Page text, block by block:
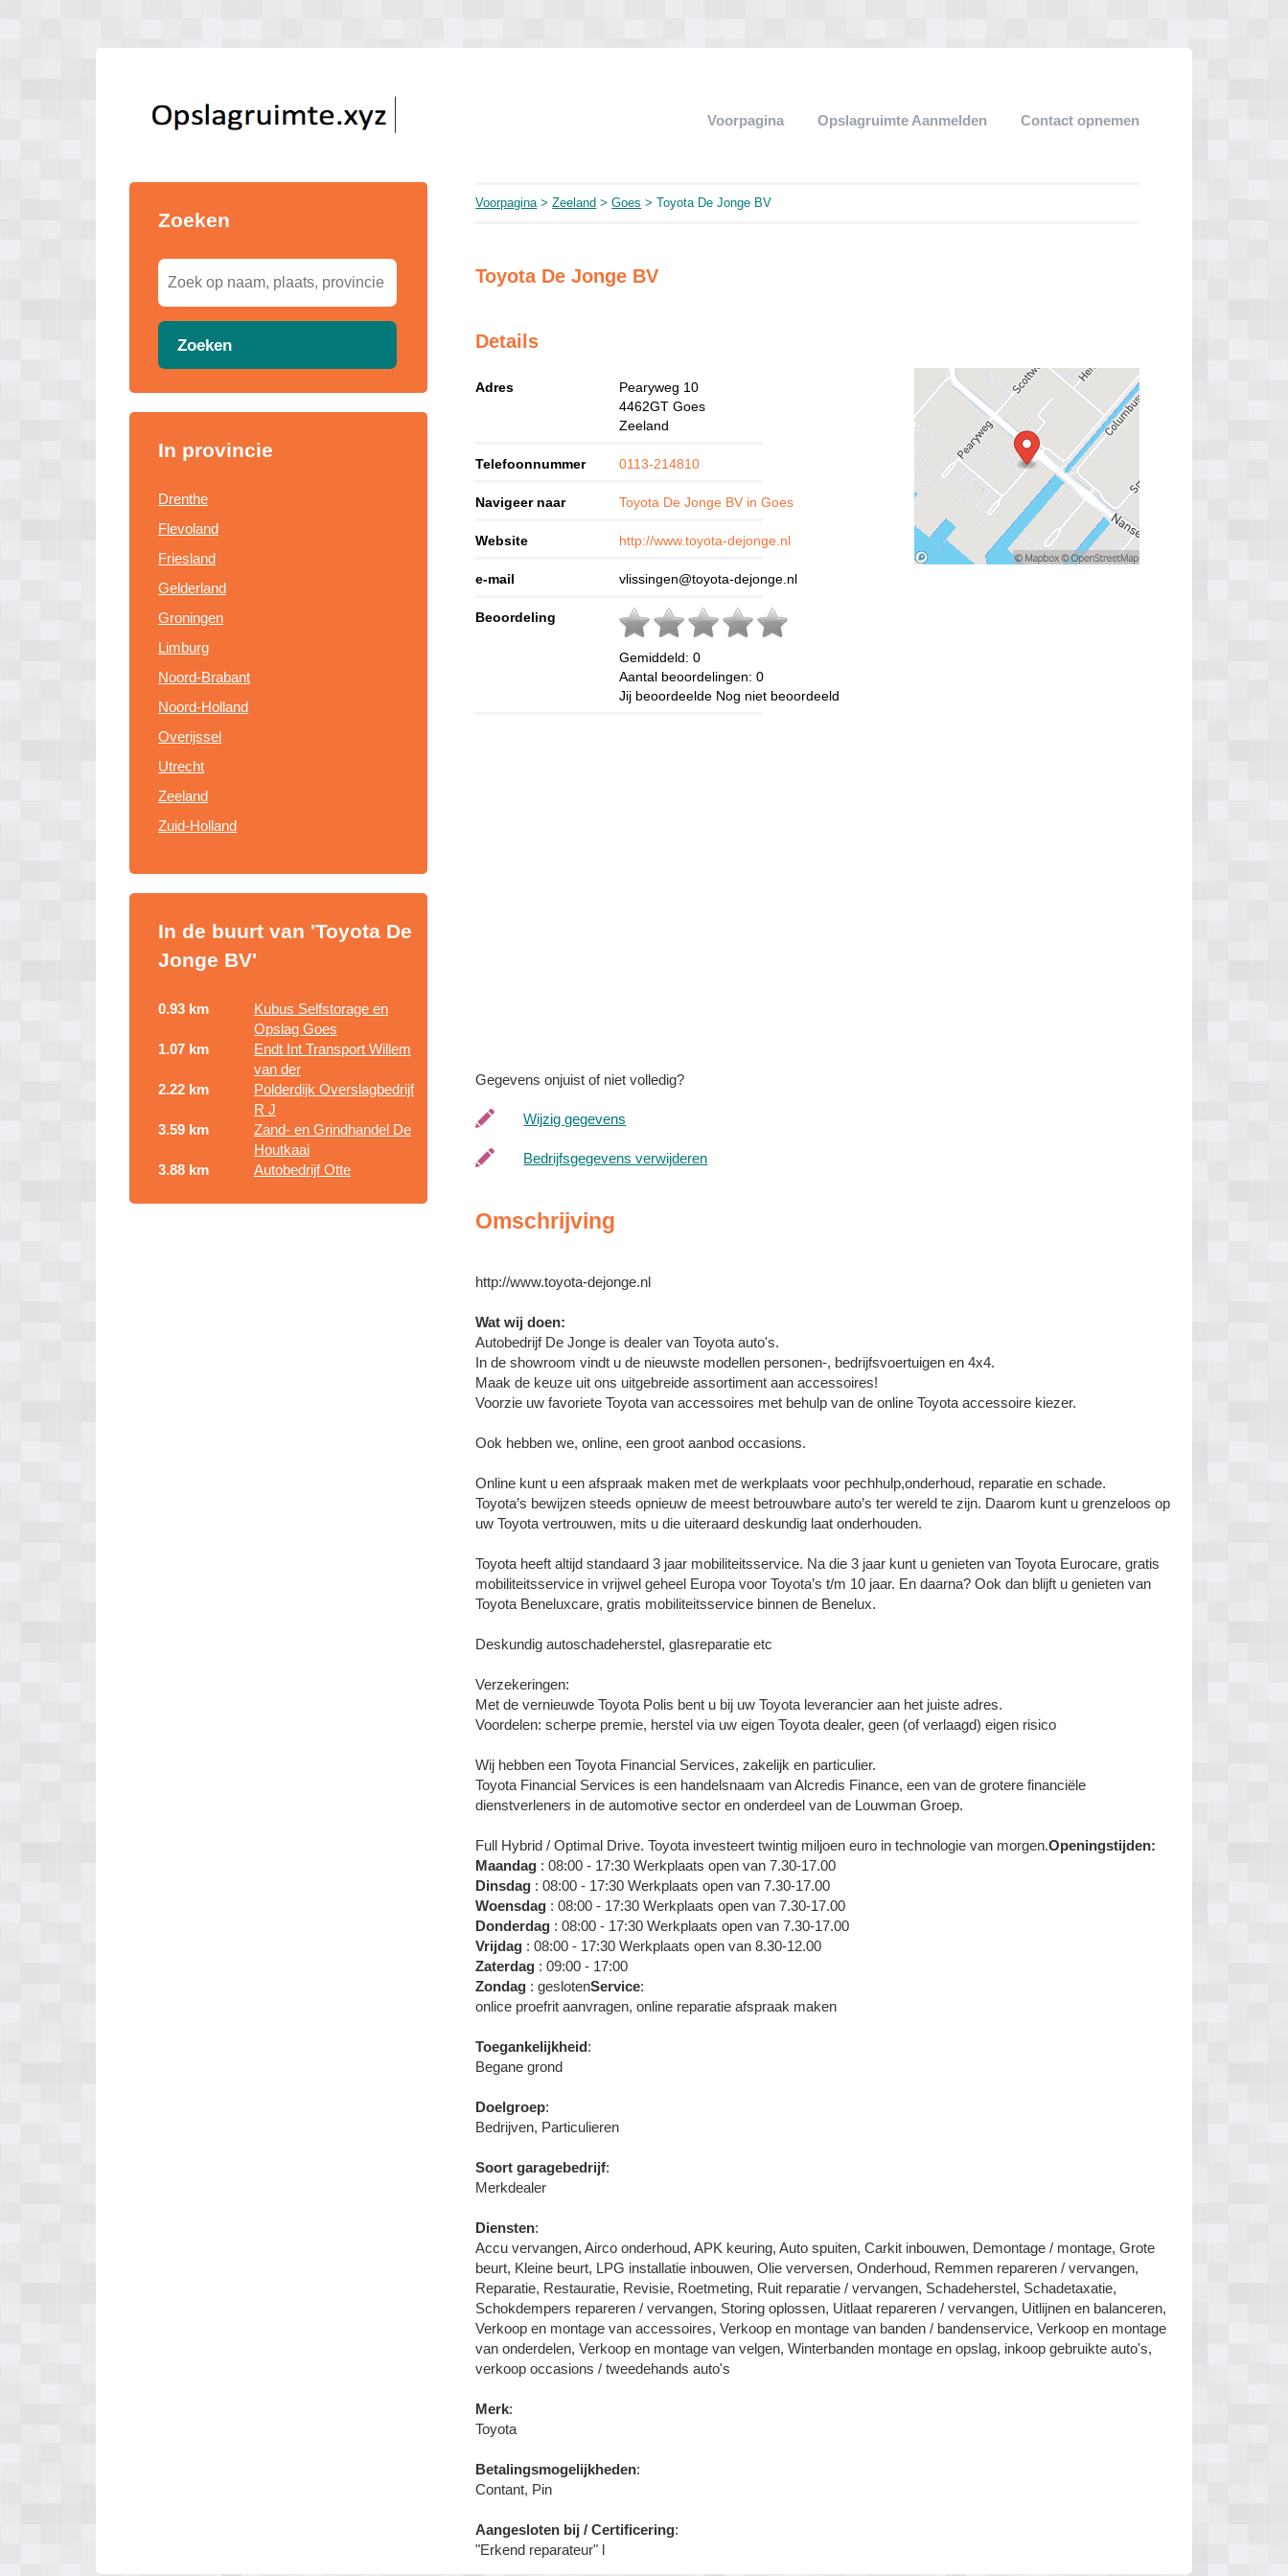
Voorpagina Opslagruimte Aanmelden Contact opnemen
Zoeken
Zoeken
In provincie
Drenthe
Flevoland
Friesland
Gelderland
Groningen
Limburg
Noord-Brabant
Noord-Holland
Overijssel
Utrecht
Zeeland
Zuid-Holland
In de buurt van 'Toyota De
Jonge BV'
0.93 km
Kubus Selfstorage en
Opslag Goes
1.07 km
Endt Int Transport Willem
van der
2.22 km
Polderdijk Overslagbedrijf
R J
3.59 km
Zand- en Grindhandel De
Houtkaai
3.88 km
Autobedrijf Otte
Voorpagina>Zeeland >Goes > Toyota De Jonge BV
Toyota De Jonge BV
Details
Adres
Pearyweg 10
4462GT Goes
Zeeland
Telefoonnummer 0113-214810
Navigeer naar Toyota De Jonge BV in Goes
Website http://www.toyota-dejonge.nl
e-mail vlissingen@toyota-dejonge.nl
Beoordeling
Gemiddeld:0
Aantal beoordelingen:0
Jij beoordeelde Nog niet beoordeeld
Gegevens onjuist of niet volledig?
Wijzig gegevens
Bedrijfsgegevens verwijderen
Omschrijving
http://www.toyota-dejonge.nl
Wat wij doen:
Autobedrijf De Jonge is dealer van Toyota auto's.
In de showroom vindt u de nieuwste modellen personen-, bedrijfsvoertuigen en 4x4.
Maak de keuze uit ons uitgebreide assortiment aan accessoires!
Voorzie uw favoriete Toyota van accessoires met behulp van de online Toyota accessoire kiezer.
Ook hebben we, online, een groot aanbod occasions.
Online kunt u een afspraak maken met de werkplaats voor pechhulp,onderhoud, reparatie en schade.
Toyota’s bewijzen steeds opnieuw de meest betrouwbare auto’s ter wereld te zijn. Daarom kunt u grenzeloos op
uw Toyota vertrouwen, mits u die uiteraard deskundig laat onderhouden.
Toyota heeft altijd standaard 3 jaar mobiliteitsservice. Na die 3 jaar kunt u genieten van Toyota Eurocare, gratis
mobiliteitsservice in vrijwel geheel Europa voor Toyota’s t/m 10 jaar. En daarna? Ook dan blijft u genieten van
Toyota Beneluxcare, gratis mobiliteitsservice binnen de Benelux.
Deskundig autoschadeherstel, glasreparatie etc
Verzekeringen:
Met de vernieuwde Toyota Polis bent u bij uw Toyota leverancier aan het juiste adres.
Voordelen: scherpe premie, herstel via uw eigen Toyota dealer, geen (of verlaagd) eigen risico
Wij hebben een Toyota Financial Services, zakelijk en particulier.
Toyota Financial Services is een handelsnaam van Alcredis Finance, een van de grotere financiële
dienstverleners in de automotive sector en onderdeel van de Louwman Groep.
Full Hybrid / Optimal Drive. Toyota investeert twintig miljoen euro in technologie van morgen.Openingstijden:
Maandag : 08:00 - 17:30 Werkplaats open van 7.30-17.00
Dinsdag : 08:00 - 17:30 Werkplaats open van 7.30-17.00
Woensdag : 08:00 - 17:30 Werkplaats open van 7.30-17.00
Donderdag : 08:00 - 17:30 Werkplaats open van 7.30-17.00
Vrijdag : 08:00 - 17:30 Werkplaats open van 8.30-12.00
Zaterdag : 09:00 - 17:00
Zondag : geslotenService:
onlice proefrit aanvragen, online reparatie afspraak maken
Toegankelijkheid:
Begane grond
Doelgroep:
Bedrijven, Particulieren
Soort garagebedrijf:
Merkdealer
Diensten:
Accu vervangen, Airco onderhoud, APK keuring, Auto spuiten, Carkit inbouwen, Demontage / montage, Grote
beurt, Kleine beurt, LPG installatie inbouwen, Olie verversen, Onderhoud, Remmen repareren / vervangen,
Reparatie, Restauratie, Revisie, Roetmeting, Ruit reparatie / vervangen, Schadeherstel, Schadetaxatie,
Schokdempers repareren / vervangen, Storing oplossen, Uitlaat repareren / vervangen, Uitlijnen en balanceren,
Verkoop en montage van accessoires, Verkoop en montage van banden / bandenservice, Verkoop en montage
van onderdelen, Verkoop en montage van velgen, Winterbanden montage en opslag, inkoop gebruikte auto's,
verkoop occasions / tweedehands auto's
Merk:
Toyota
Betalingsmogelijkheden:
Contant, Pin
Aangesloten bij / Certificering:
"Erkend reparateur" l